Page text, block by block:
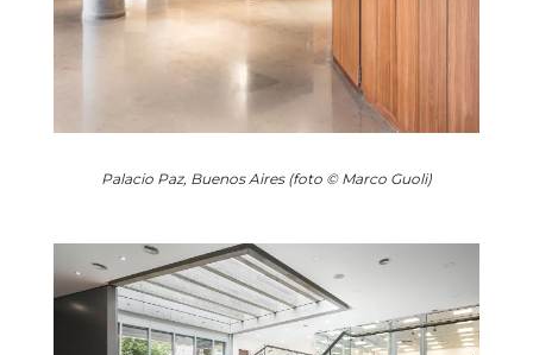
Palacio Paz, Buenos Aires (foto © Marco Guoli)